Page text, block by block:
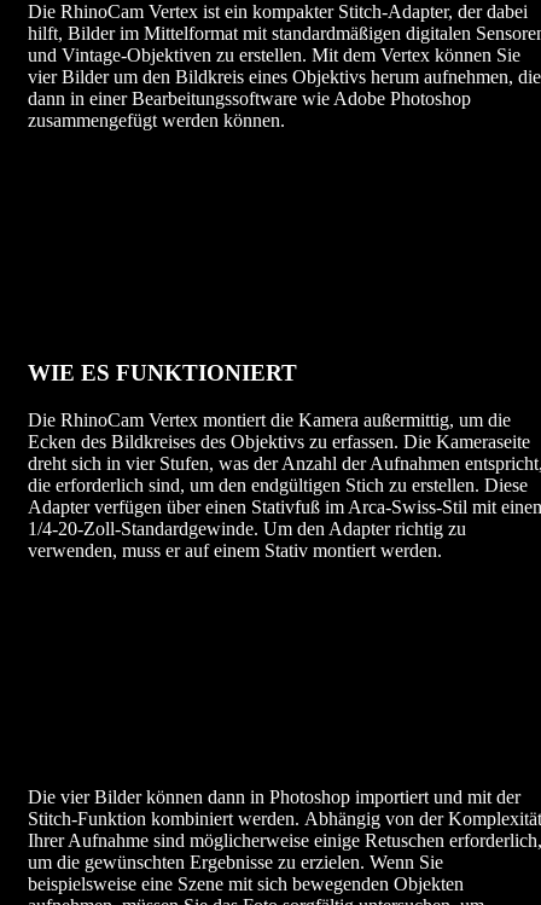
Die RhinoCam Vertex ist ein kompakter Stitch-Adapter, der dabei
hilft, Bilder im Mittelformat mit standardmäßigen digitalen
und Vintage-Objektiven zu erstellen. Mit dem Vertex können Sie
vier Bilder um den Bildkreis eines Objektivs herum aufnehmen, die
dann in einer Bearbeitungssoftware wie Adobe Photoshop
zusammengefügt werden können.
WIE ES FUNKTIONIERT
Die RhinoCam Vertex montiert die Kamera außermittig, um die
Ecken des Bildkreises des Objektivs zu erfassen. Die Kameraseite
dreht sich in vier Stufen, was der Anzahl der Aufnahmen
die erforderlich sind, um den endgültigen Stich zu erstellen. Diese
Adapter verfügen über einen Stativfuß im Arca-Swiss-Stil mit
1/4-20-Zoll-Standardgewinde. Um den Adapter richtig zu
verwenden, muss er auf einem Stativ montiert werden.
Die vier Bilder können dann in Photoshop importiert und mit der
Stitch-Funktion kombiniert werden. Abhängig von der Komplexität
Ihrer Aufnahme sind möglicherweise einige Retuschen erforderlich,
um die gewünschten Ergebnisse zu erzielen. Wenn Sie
beispielsweise eine Szene mit sich bewegenden Objekten